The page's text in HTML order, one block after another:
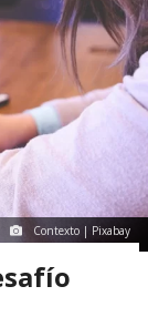
Contexto | Pixabay